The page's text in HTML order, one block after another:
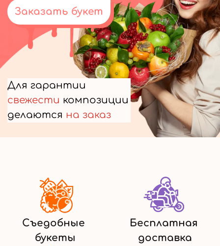
Заказать букет
Для гарантии
свежести композиции
делаются на заказ
Съедобные
букеты
Бесплатная
доставка